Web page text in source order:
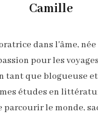
Camille
dans l'âme,
pour les
tant que blogueuse
études en
parcourir le monde,